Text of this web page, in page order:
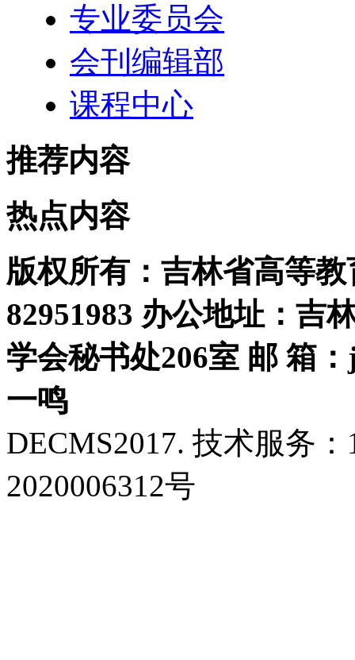
专业委员会
会刊编辑部
课程中心
推荐内容
热点内容
版权所有：吉林省高等
82951983 办公地址：吉
学会秘书处206室 邮 箱
一鸣
DECMS2017. 技术服务
2020006312号